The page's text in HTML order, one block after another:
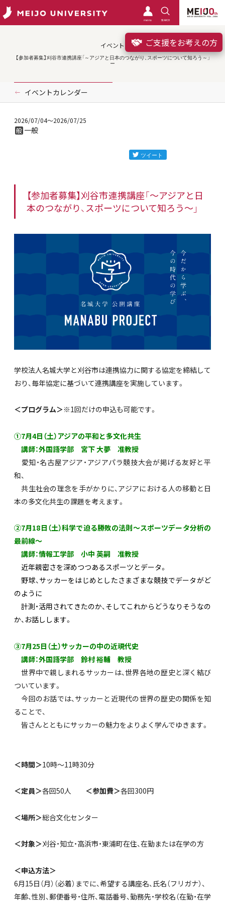
meimo SEARCH
ご支援をお考えの方
イベント
【参加者募集】刈谷市連携講座「～アジアと日本のつながり、スポーツについて知ろう～」
イベントカレンダー
2026/07/04～2026/07/25
般 一般
【参加者募集】刈谷市連携講座「～アジアと日
本のつながり、スポーツについて知ろう～」
学校法人名城大学と刈谷市は連携協力に関する協定を締結して
おり、毎年協定に基づいて連携講座を実施しています。
＜プログラム＞※1回だけの申込も可能です。
①7月4日（土）アジアの平和と多文化共生
講師：外国語学部 宮下 大夢 准教授
愛知・名古屋アジア・アジアパラ競技大会が掲げる友好と平
和、
共生社会の理念を手がかりに、アジアにおける人の移動と日
本の多文化共生の課題を考えます。
②7月18日（土）科学で迫る勝敗の法則～スポーツデータ分析の
最前線～
講師：情報工学部 小中 英嗣 准教授
近年親密さを深めつつあるスポーツとデータ。
野球、サッカーをはじめとしたさまざまな競技でデータがど
のように
計測・活用されてきたのか、そしてこれからどうなりそうなの
か、お話しします。
③7月25日（土）サッカーの中の近現代史
講師：外国語学部 鈴村 裕輔 教授
世界中で親しまれるサッカーは、世界各地の歴史と深く結び
ついています。
今回のお話では、サッカーと近現代の世界の歴史の関係を知
ることで、
皆さんとともにサッカーの魅力をよりよく学んでゆきます。
＜時間＞10時～11時30分
＜定員＞各回50人 ＜参加費＞各回300円
＜場所＞総合文化センター
＜対象＞刈谷・知立・高浜市・東浦町在住、在勤または在学の方
＜申込方法＞
6月15日（月）（必着）までに、希望する講座名、氏名（フリガナ）、
年齢、性別、郵便番号・住所、電話番号、勤務先・学校名（在勤・在学